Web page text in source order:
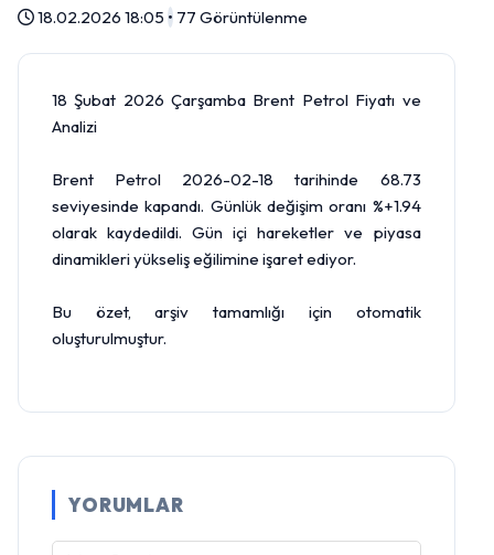
18.02.2026 18:05 • 77 Görüntülenme
18 Şubat 2026 Çarşamba Brent Petrol Fiyatı ve
Analizi
Brent Petrol 2026-02-18 tarihinde 68.73
seviyesinde kapandı. Günlük değişim oranı %+1.94
olarak kaydedildi. Gün içi hareketler ve piyasa
dinamikleri yükseliş eğilimine işaret ediyor.
Bu özet, arşiv tamamlığı için otomatik
oluşturulmuştur.
YORUMLAR